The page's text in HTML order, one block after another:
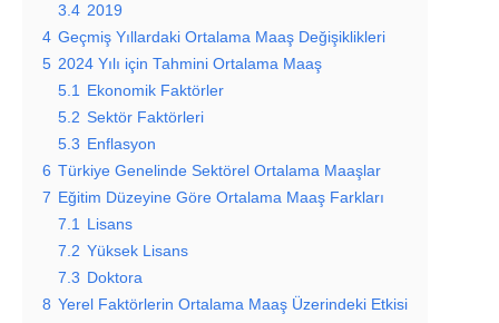
3.4 2019
4 Geçmiş Yıllardaki Ortalama Maaş Değişiklikleri
5 2024 Yılı için Tahmini Ortalama Maaş
5.1
Ekonomik Faktörler
5.2 Sektör Faktörleri
5.3 Enflasyon
6 Türkiye Genelinde Sektörel Ortalama Maaşlar
7 Eğitim Düzeyine Göre Ortalama Maaş Farkları
7.1
Lisans
7.2 Yüksek Lisans
7.3 Doktora
8 Yerel Faktörlerin Ortalama Maaş Üzerindeki Etkisi